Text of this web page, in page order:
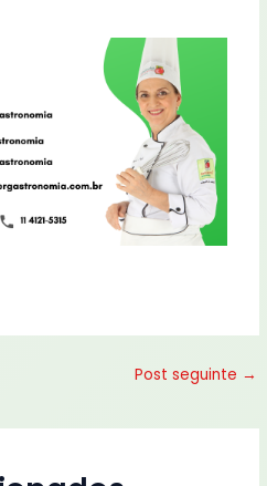
Post seguinte →